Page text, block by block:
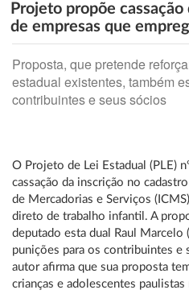
Projeto propõe
de empresas que
Proposta, que pretende
estadual existentes, também
contribuintes e seus sócios
O Projeto de Lei Estadual (PLE)
cassação da inscrição no
de Mercadorias e Serviços
direto de trabalho infantil. A
deputado esta dual Raul Marcelo
punições para os contribuintes e
autor afirma que sua proposta
crianças e adolescentes